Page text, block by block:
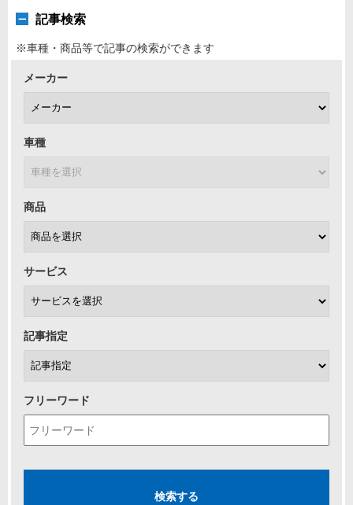
記事検索
※車種・商品等で記事の検索ができます
メーカー
車種
商品
サービス
記事指定
フリーワード